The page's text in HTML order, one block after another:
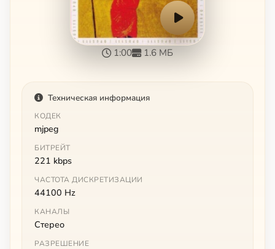
1:00 1.6 МБ
Техническая информация
КОДЕК
mjpeg
БИТРЕЙТ
221 kbps
ЧАСТОТА ДИСКРЕТИЗАЦИИ
44100 Hz
КАНАЛЫ
Стерео
РАЗРЕШЕНИЕ